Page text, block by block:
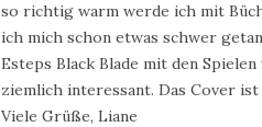
so richtig warm werde ich mit
ich mich schon etwas schwer
Esteps Black Blade mit den
ziemlich interessant. Das Cover
Viele Grüße, Liane